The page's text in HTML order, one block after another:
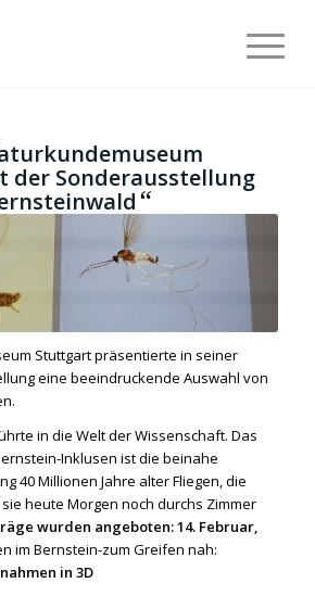
Sonderausstellung
“
Stuttgart präsentierte in seiner
eine beeindruckende Auswahl von
in die Welt der Wissenschaft. Das
Inklusen ist die beinahe
40 Millionen Jahre alter Fliegen, die
heute Morgen noch durchs Zimmer
wurden angeboten: 14. Februar,
im Bernstein-zum Greifen nah:
in 3D